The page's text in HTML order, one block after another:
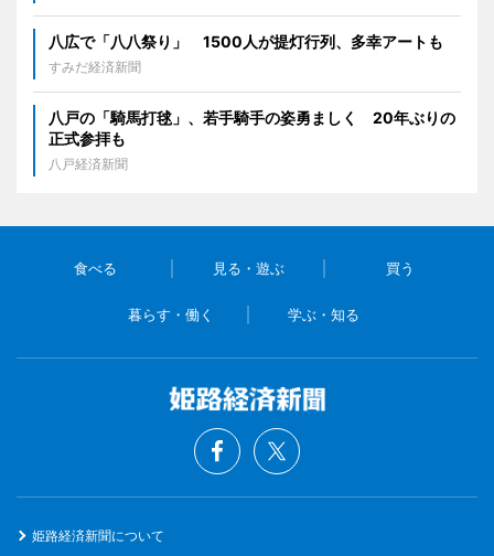
八広で「八八祭り」 1500人が提灯行列、多幸アートも
すみだ経済新聞
八戸の「騎馬打毬」、若手騎手の姿勇ましく 20年ぶりの
正式参拝も
八戸経済新聞
食べる 見る・遊ぶ 買う
暮らす・働く 学ぶ・知る
姫路経済新聞について